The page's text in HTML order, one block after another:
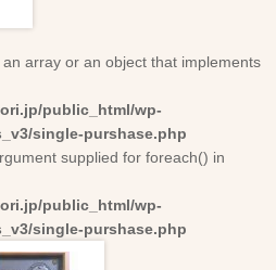
array or an object that implements
public_html/wp-
single-purshase.php
supplied for foreach() in
public_html/wp-
single-purshase.php